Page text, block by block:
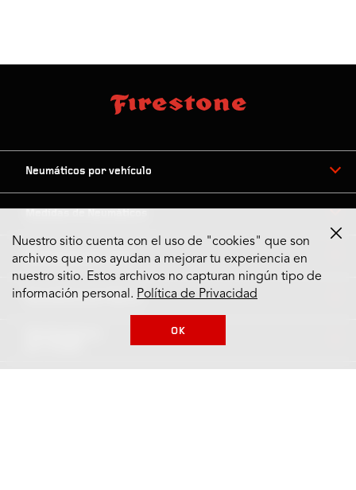
Neumáticos por vehículo
Neumáticos por Tipo
Neumáticos por Marca
Nuestro sitio cuenta con el uso de "cookies" que son
archivos que nos ayudan a mejorar tu experiencia en
nuestro sitio. Estos archivos no capturan ningún tipo de
información personal. Política de Privacidad
OK